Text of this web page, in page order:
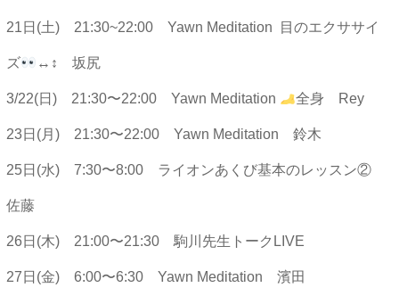
21日(土) 21:30~22:00 Yawn Meditation 目のエクササイ
ズ ↔︎↕︎ 坂尻
3/22(日) 21:30〜22:00 Yawn Meditation 全身 Rey
23日(月) 21:30〜22:00 Yawn Meditation 鈴木
25日(水) 7:30〜8:00 ライオンあくび基本のレッスン②
佐藤
26日(木) 21:00〜21:30 駒川先生トークLIVE
27日(金) 6:00〜6:30 Yawn Meditation 濱田